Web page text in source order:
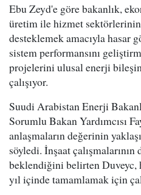
Ebu Zeyd'e göre bakanlık,
üretim ile hizmet sektörlerinin
desteklemek amacıyla hasar
sistem performansını
projelerini ulusal enerji
çalışıyor.
Suudi Arabistan Enerji
Sorumlu Bakan Yardımcısı
anlaşmaların değerinin
söyledi. İnşaat
beklendiğini belirten Duveyc,
yıl içinde tamamlamak için